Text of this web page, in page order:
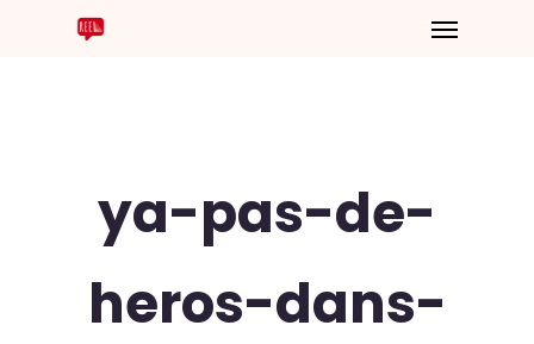
ya-pas-de-
heros-dans-